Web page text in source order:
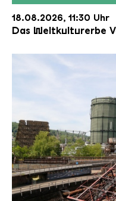
Der
Copyright:
18.08.2026, 11:30 Uhr
Das Weltkulturerbe